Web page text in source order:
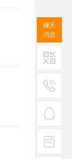
聊天
消息
二维码
热线
客服